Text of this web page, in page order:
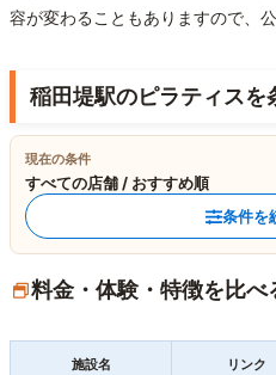
容が変わることもありますので、
稲田堤駅のピラティスを
現在の条件
すべての店舗 / おすすめ順
条件を
料金・体験・特徴を比べ
施設名 リンク